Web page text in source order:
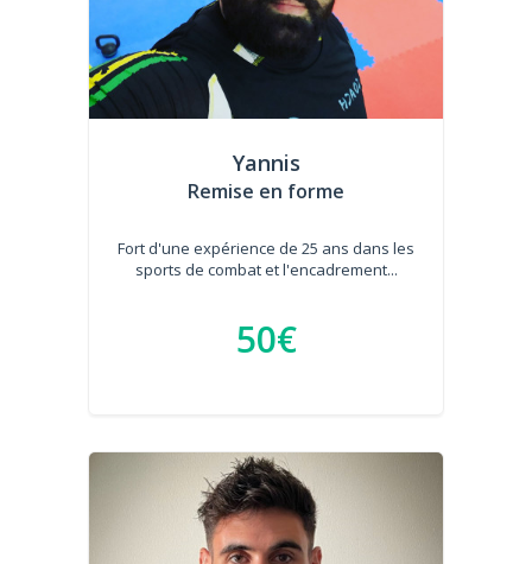
Yannis
Remise en forme
Fort d'une expérience de 25 ans dans les
sports de combat et l'encadrement...
50€